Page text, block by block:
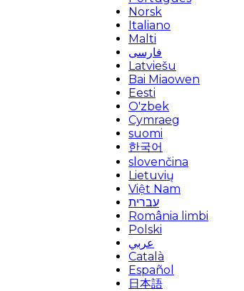
Norsk
Italiano
Malti
فارسی
Latviešu
Bai Miaowen
Eesti
O'zbek
Cymraeg
suomi
한국어
slovenčina
Lietuvių
Việt Nam
עברית
România limbi
Polski
عربي
Català
Español
日本語